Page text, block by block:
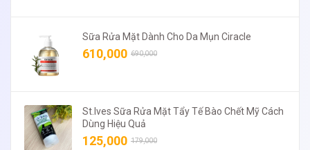
Sữa Rửa Mặt Dành Cho Da Mụn Ciracle
610,000 690,000
St.Ives Sữa Rửa Mặt Tẩy Tế Bào Chết Mỹ Cách
Dùng Hiệu Quả
125,000 179,000